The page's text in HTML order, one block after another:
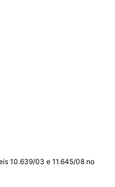
10.639/03 e 11.645/08 no